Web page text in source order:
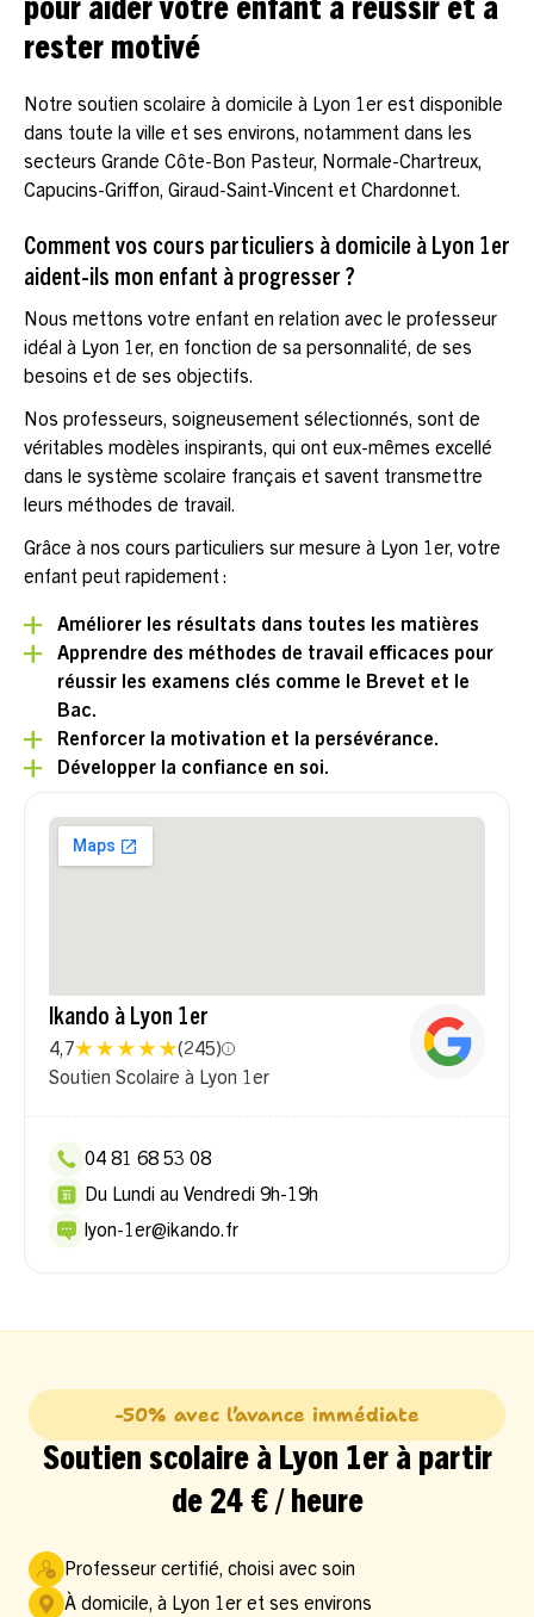
pour aider votre enfant à réussir et à
rester motivé
Notre soutien scolaire à domicile à Lyon 1er est disponible
dans toute la ville et ses environs, notamment dans les
secteurs Grande Côte-Bon Pasteur, Normale-Chartreux,
Capucins-Griffon, Giraud-Saint-Vincent et Chardonnet.
Comment vos cours particuliers à domicile à Lyon 1er
aident-ils mon enfant à progresser ?
Nous mettons votre enfant en relation avec le professeur
idéal à Lyon 1er, en fonction de sa personnalité, de ses
besoins et de ses objectifs.
Nos professeurs, soigneusement sélectionnés, sont de
véritables modèles inspirants, qui ont eux-mêmes excellé
dans le système scolaire français et savent transmettre
leurs méthodes de travail.
Grâce à nos cours particuliers sur mesure à Lyon 1er, votre
enfant peut rapidement :
Améliorer les résultats dans toutes les matières
Apprendre des méthodes de travail efficaces pour
réussir les examens clés comme le Brevet et le
Bac.
Renforcer la motivation et la persévérance.
Développer la confiance en soi.
Ikando à Lyon 1er
4,7 (245)
Soutien Scolaire à Lyon 1er
04 81 68 53 08
Du Lundi au Vendredi 9h-19h
lyon-1er@ikando.fr
-50% avec l’avance immédiate
Soutien scolaire à Lyon 1er à partir
de 24 € / heure
Professeur certifié, choisi avec soin
À domicile, à Lyon 1er et ses environs